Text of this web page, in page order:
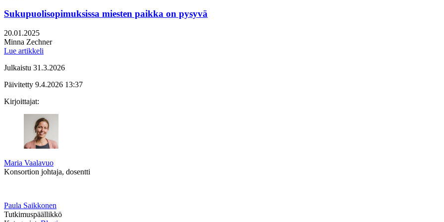
Sukupuolisopimuksissa miesten paikka on pysyvä
Julkaistu:
20.01.2025
Kirjoittajat:
Minna Zechner
Lue artikkeli
Julkaistu 31.3.2026
Päivitetty 9.4.2026 13:37
Kirjoittajat:
Maria Vaalavuo
Konsortion johtaja, dosentti
Paula Saikkonen
Tutkimuspäällikkö